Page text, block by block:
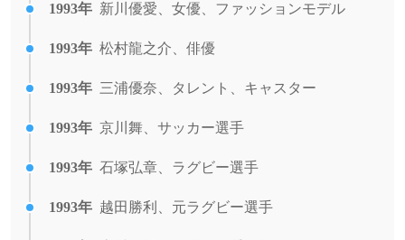
1993年 新川優愛、女優、ファッションモデル
1993年 松村龍之介、俳優
1993年 三浦優奈、タレント、キャスター
1993年 京川舞、サッカー選手
1993年 石塚弘章、ラグビー選手
1993年 越田勝利、元ラグビー選手